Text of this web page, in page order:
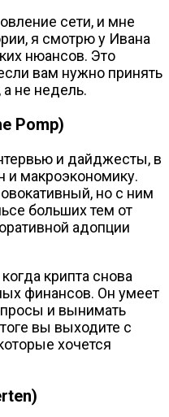
сети, и мне
я смотрю у Ивана
нюансов. Это
вам нужно принять
не недель.
Pomp)
и дайджесты, в
и макроэкономику.
но с ним
больших тем от
адопции
крипта снова
финансов. Он умеет
и вынимать
вы выходите с
хочется